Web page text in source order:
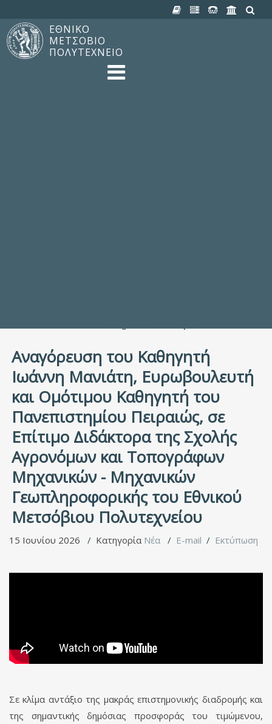
ΕΘΝΙΚΟ
ΜΕΤΣΟΒΙΟ
ΠΟΛΥΤΕΧΝΕΙΟ
Αναγόρευση του Καθηγητή
Ιωάννη Μανιάτη, Ευρωβουλευτή
και Ομότιμου Καθηγητή του
Πανεπιστημίου Πειραιώς, σε
Επίτιμο Διδάκτορα της Σχολής
Αγρονόμων και Τοπογράφων
Μηχανικών - Μηχανικών
Γεωπληροφορικής του Εθνικού
Μετσόβιου Πολυτεχνείου
15 Ιουνίου 2026 Κατηγορία Νέα E-mail Εκτύπωση
Σε κλίμα αντάξιο της μακράς επιστημονικής διαδρομής και
της σημαντικής δημόσιας προσφοράς του τιμώμενου,